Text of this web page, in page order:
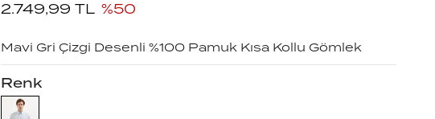
2.749,99 TL %50
Mavi Gri Çizgi Desenli %100 Pamuk Kısa Kollu Gömlek
Renk